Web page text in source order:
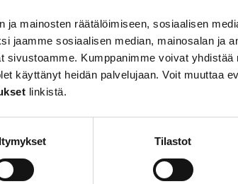
ja mainosten räätälöimiseen, sosiaalisen
jaamme sosiaalisen median, mainosalan ja
sivustoamme. Kumppanimme voivat yhdistää
käyttänyt heidän palvelujaan. Voit muuttaa
linkistä.
Tilastot